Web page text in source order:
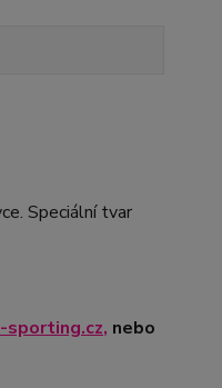
Speciální tvar
sporting.cz, nebo